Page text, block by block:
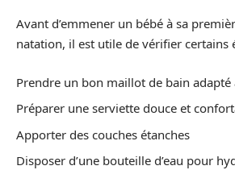
Avant d’emmener un bébé à sa
natation, il est utile de vérifier certains
Prendre un bon maillot de bain adapté
Préparer une serviette douce et
Apporter des couches étanches
Disposer d’une bouteille d’eau pour